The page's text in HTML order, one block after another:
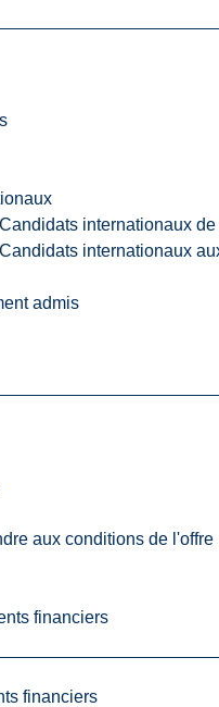
internationaux
internationaux
admis
aux conditions de l'offre
financiers
financiers